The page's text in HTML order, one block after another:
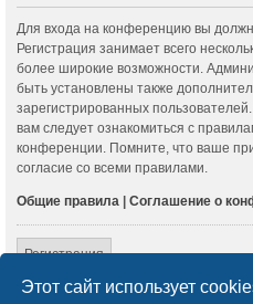
Этот сайт использует
Для входа на конференцию вы
Регистрация занимает всего
более широкие возможности.
быть установлены также
зарегистрированных
вам следует ознакомиться с
конференции. Помните, что ваше
согласие со всеми правилами.
Общие правила Соглашение о
Регистрация